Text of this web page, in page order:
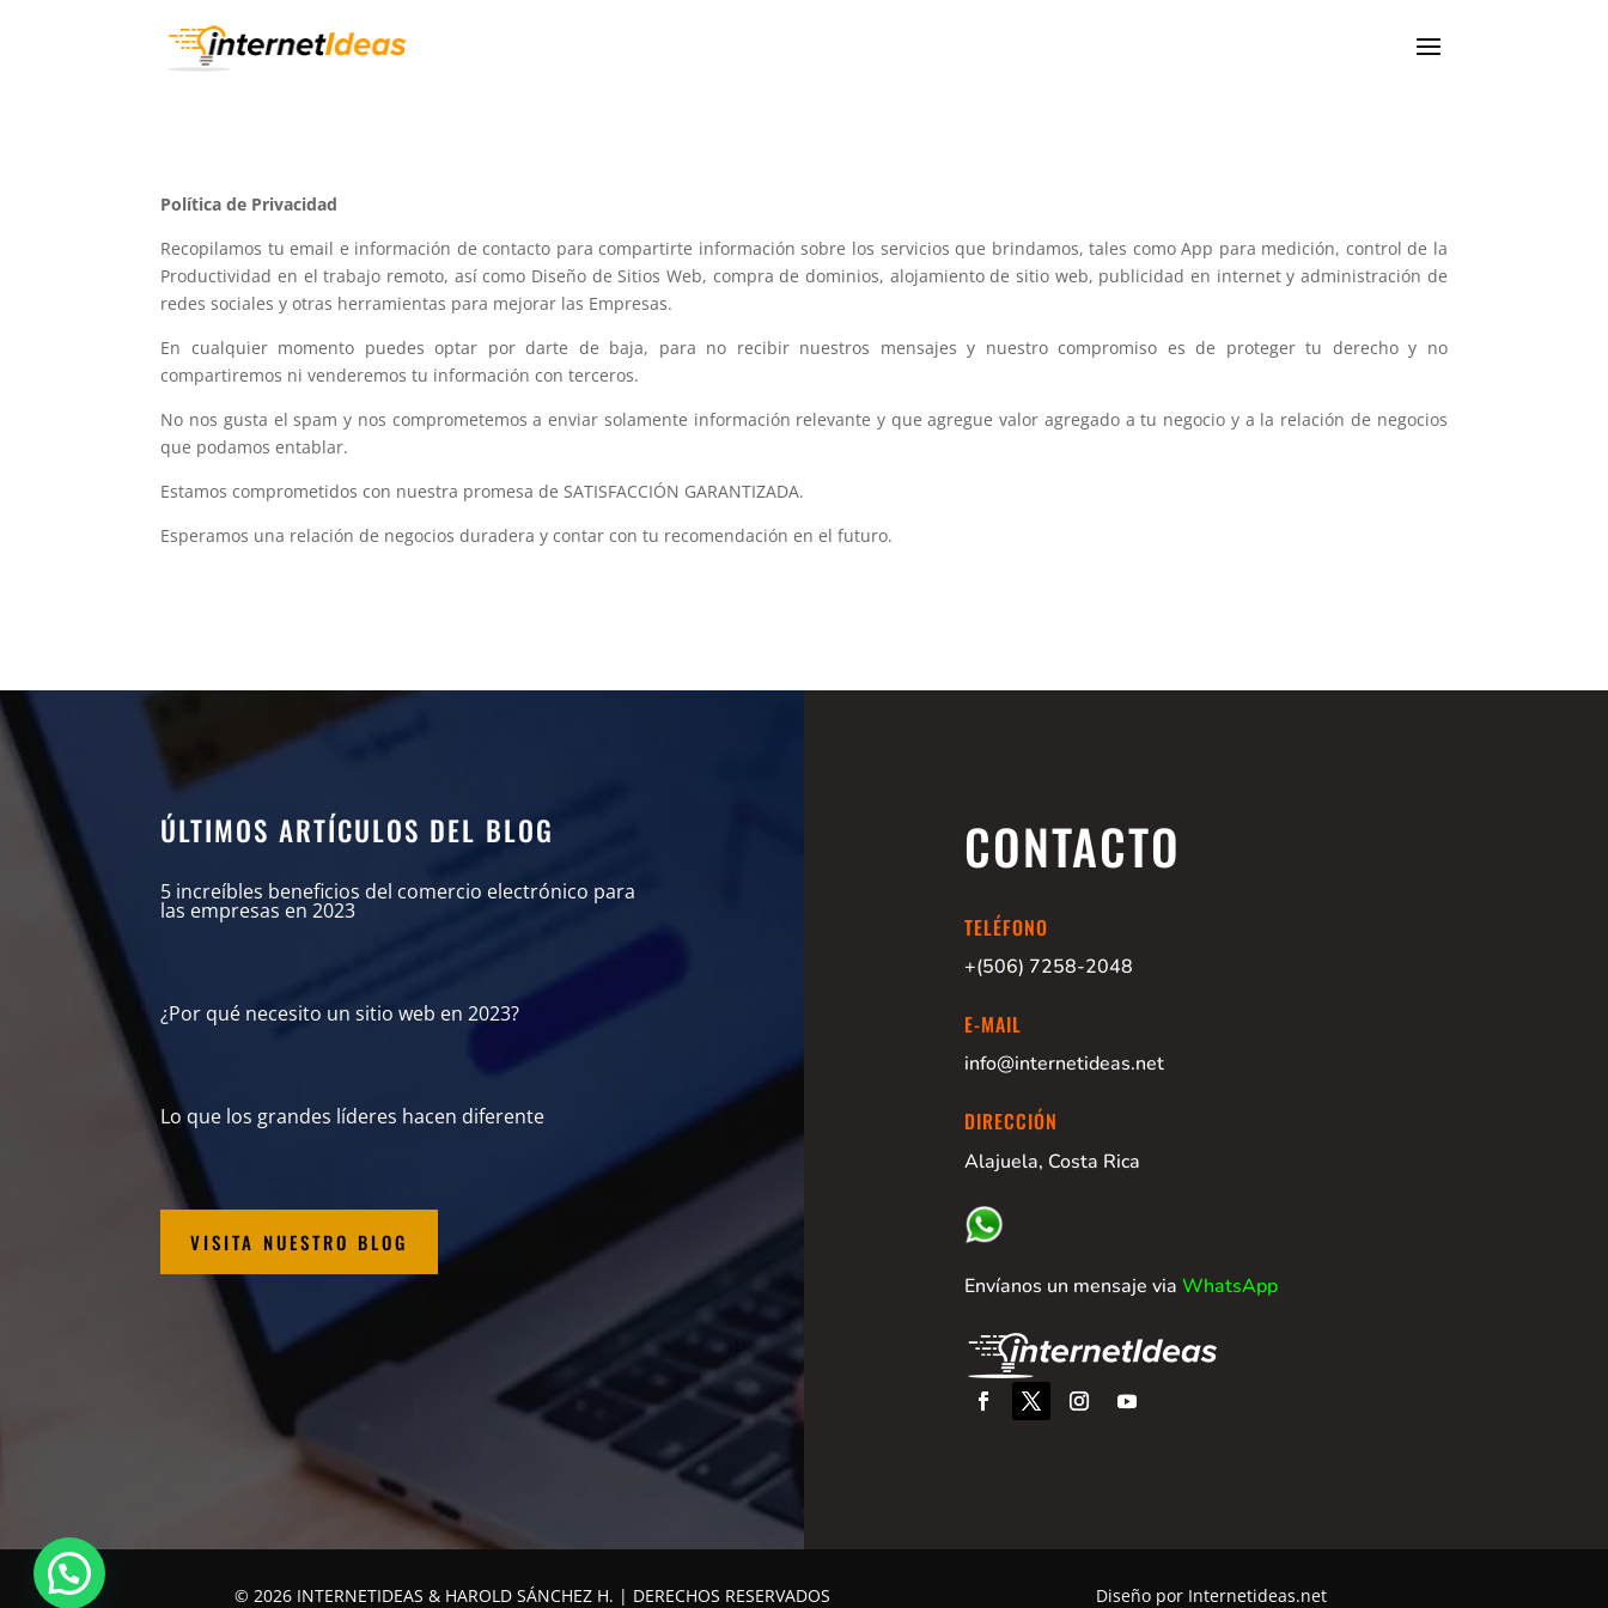
Política de Privacidad
Recopilamos tu email e información de contacto para compartirte información sobre los servicios que brindamos, tales como App para medición, control de la
Productividad en el trabajo remoto, así como Diseño de Sitios Web, compra de dominios, alojamiento de sitio web, publicidad en internet y administración de
redes sociales y otras herramientas para mejorar las Empresas.
En cualquier momento puedes optar por darte de baja, para no recibir nuestros mensajes y nuestro compromiso es de proteger tu derecho y no
compartiremos ni venderemos tu información con terceros.
No nos gusta el spam y nos comprometemos a enviar solamente información relevante y que agregue valor agregado a tu negocio y a la relación de negocios
que podamos entablar.
Estamos comprometidos con nuestra promesa de SATISFACCIÓN GARANTIZADA.
Esperamos una relación de negocios duradera y contar con tu recomendación en el futuro.
ÚLTIMOS ARTÍCULOS DEL BLOG
5 increíbles beneficios del comercio electrónico para
las empresas en 2023
¿Por qué necesito un sitio web en 2023?
Lo que los grandes líderes hacen diferente
VISITA NUESTRO BLOG
CONTACTO
TELÉFONO
+(506) 7258-2048
E-MAIL
info@internetideas.net
DIRECCIÓN
Alajuela, Costa Rica
Envíanos un mensaje viaWhatsApp
© 2026 INTERNETIDEAS & HAROLD SÁNCHEZ H. | DERECHOS RESERVADOS Diseño por Internetideas.net